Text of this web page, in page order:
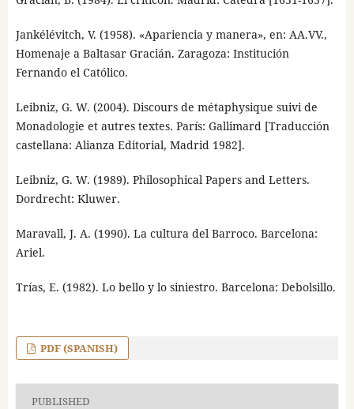
Jankélévitch, V. (1958). «Apariencia y manera», en: AA.VV.,
Homenaje a Baltasar Gracián. Zaragoza: Institución
Fernando el Católico.
Leibniz, G. W. (2004). Discours de métaphysique suivi de
Monadologie et autres textes. París: Gallimard [Traducción
castellana: Alianza Editorial, Madrid 1982].
Leibniz, G. W. (1989). Philosophical Papers and Letters.
Dordrecht: Kluwer.
Maravall, J. A. (1990). La cultura del Barroco. Barcelona:
Ariel.
Trías, E. (1982). Lo bello y lo siniestro. Barcelona: Debolsillo.
PDF (SPANISH)
PUBLISHED